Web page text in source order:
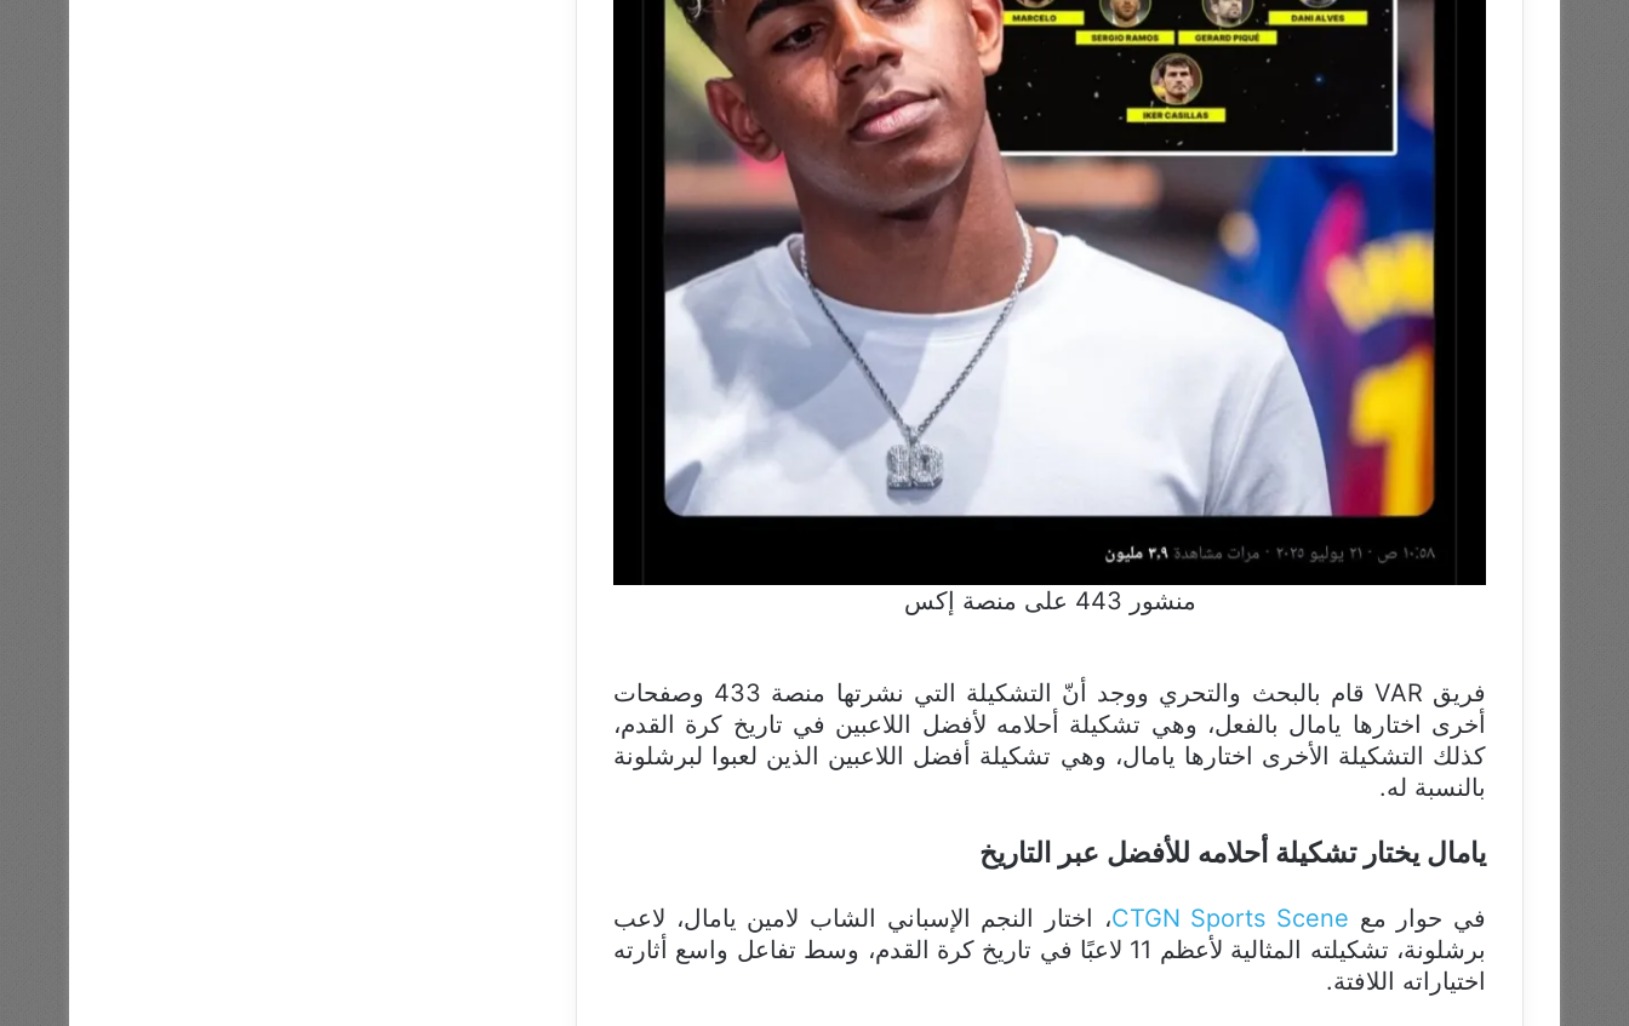
منشور 443 على منصة إكس
فريق VAR قام بالبحث والتحري ووجد أنّ التشكيلة التي نشرتها منصة 433 وصفحات
أخرى اختارها يامال بالفعل، وهي تشكيلة أحلامه لأفضل اللاعبين في تاريخ كرة القدم،
كذلك التشكيلة الأخرى اختارها يامال، وهي تشكيلة أفضل اللاعبين الذين لعبوا لبرشلونة
بالنسبة له.
يامال يختار تشكيلة أحلامه للأفضل عبر التاريخ
في حوار مع CTGN Sports Scene، اختار النجم الإسباني الشاب لامين يامال، لاعب
برشلونة، تشكيلته المثالية لأعظم 11 لاعبًا في تاريخ كرة القدم، وسط تفاعل واسع أثارته
اختياراته اللافتة.